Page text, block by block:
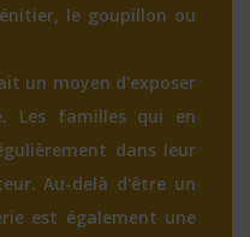
le goupillon ou
un moyen d'exposer
Les familles qui en
dans leur
Au-delà d'être un
est également une